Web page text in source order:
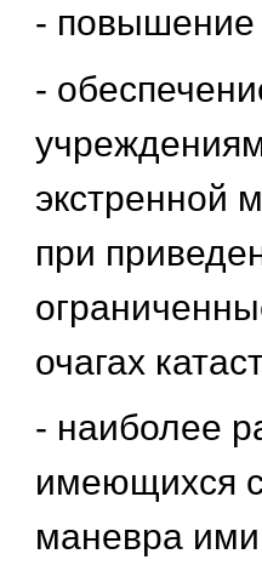
- повышение
-
экстренной
при
очагах
- наиболее
имеющихся
маневра